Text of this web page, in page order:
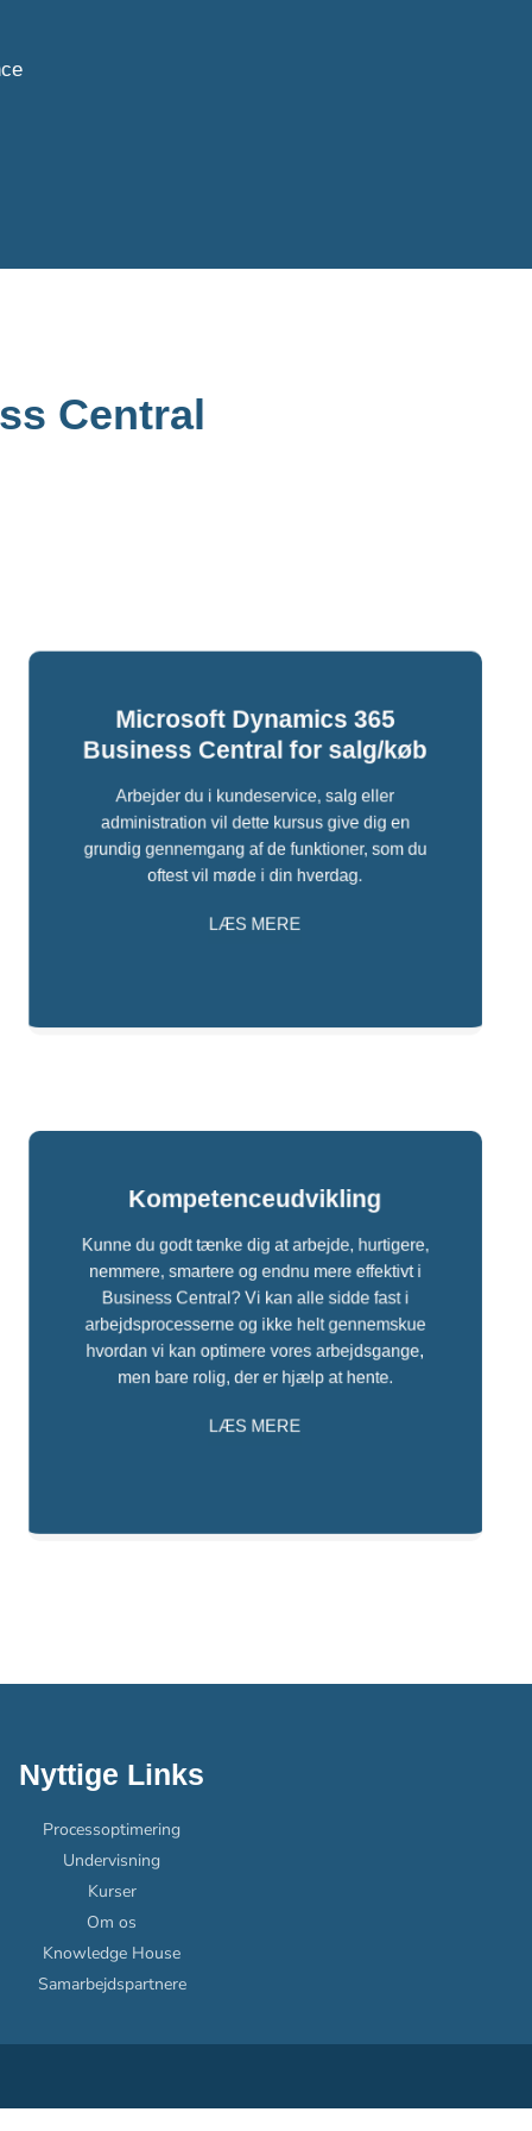
Central
Microsoft Dynamics 365
Business Central for salg/køb
Arbejder du i kundeservice, salg eller
administration vil dette kursus give dig en
grundig gennemgang af de funktioner, som du
oftest vil møde i din hverdag.
LÆS MERE
Kompetenceudvikling
Kunne du godt tænke dig at arbejde, hurtigere,
nemmere, smartere og endnu mere effektivt i
Business Central? Vi kan alle sidde fast i
arbejdsprocesserne og ikke helt gennemskue
hvordan vi kan optimere vores arbejdsgange,
men bare rolig, der er hjælp at hente.
LÆS MERE
Nyttige Links
Processoptimering
Undervisning
Kurser
Om os
Knowledge House
Samarbejdspartnere